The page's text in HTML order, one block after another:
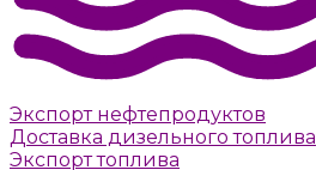
Экспорт нефтепродуктов
Доставка дизельного топлива
Экспорт топлива